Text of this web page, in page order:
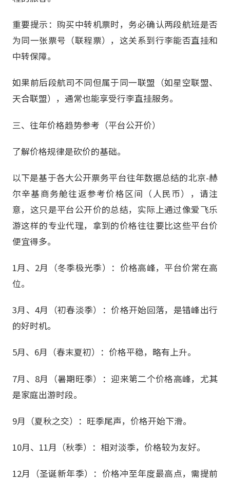
重要提示：购买中转机票时，务必确认两段航班是否
为同一张票号（联程票），这关系到行李能否直挂和
中转保障。
如果前后段航司不同但属于同一联盟（如星空联盟、
天合联盟），通常也能享受行李直挂服务。
三、往年价格趋势参考（平台公开价）
了解价格规律是砍价的基础。
以下是基于各大公开票务平台往年数据总结的北京-赫
尔辛基商务舱往返参考价格区间（人民币），请注
意，这只是平台公开价的总结，实际上通过像爱飞乐
游这样的专业代理，拿到的价格往往要比这些平台价
便宜得多。
1月、2月（冬季极光季）：价格高峰，平台价常在高
位。
3月、4月（初春淡季）：价格开始回落，是错峰出行
的好时机。
5月、6月（春末夏初）：价格平稳，略有上升。
7月、8月（暑期旺季）：迎来第二个价格高峰，尤其
是家庭出游时段。
9月（夏秋之交）：旺季尾声，价格开始下滑。
10月、11月（秋季）：相对淡季，价格较为友好。
12月（圣诞新年季）：价格冲至年度最高点，需提前